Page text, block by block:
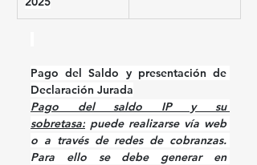
Pago del Saldo y presentación de
Declaración Jurada
Pago del saldo IP y su
sobretasa: puede realizarse vía web
o a través de redes de cobranzas.
Para ello se debe generar en